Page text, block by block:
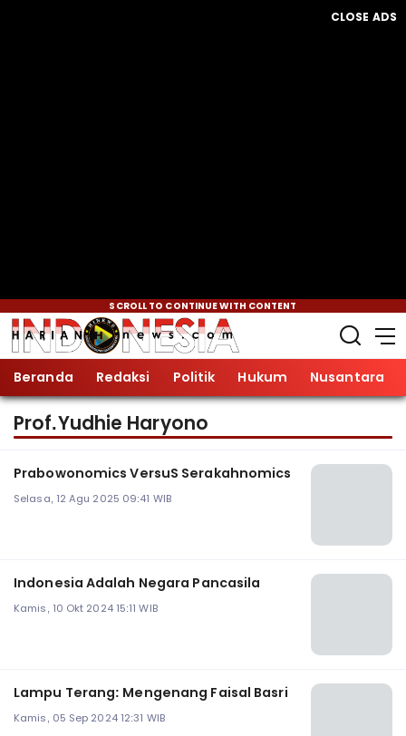
CLOSE ADS
SCROLL TO CONTINUE WITH CONTENT
Beranda Redaksi Politik Hukum Nusantara
Prof.Yudhie Haryono
Prabowonomics VersuS Serakahnomics
Selasa, 12 Agu 2025 09:41 WIB
Indonesia Adalah Negara Pancasila
Kamis, 10 Okt 2024 15:11 WIB
Lampu Terang: Mengenang Faisal Basri
Kamis, 05 Sep 2024 12:31 WIB